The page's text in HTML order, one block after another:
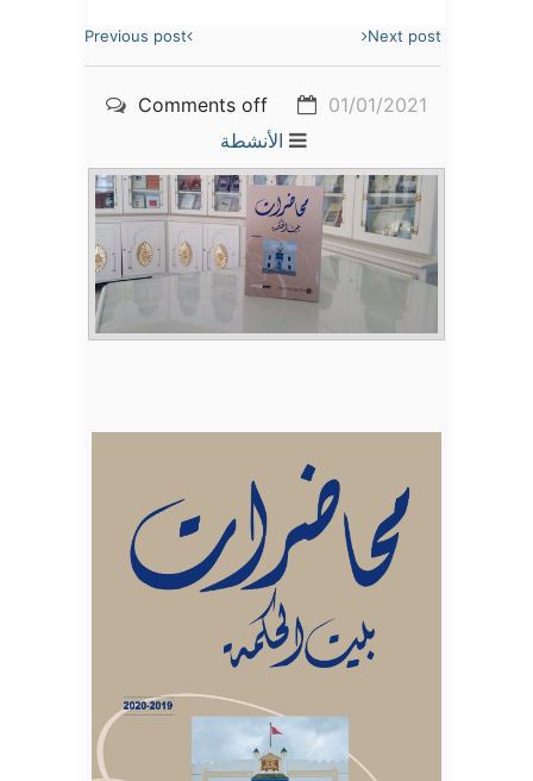
Previous post Next post
01/01/2021
Comments off
الأنشطة